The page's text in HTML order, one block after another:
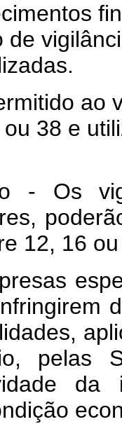
de
ao
38 e
- Os
12, 16
pelas
da